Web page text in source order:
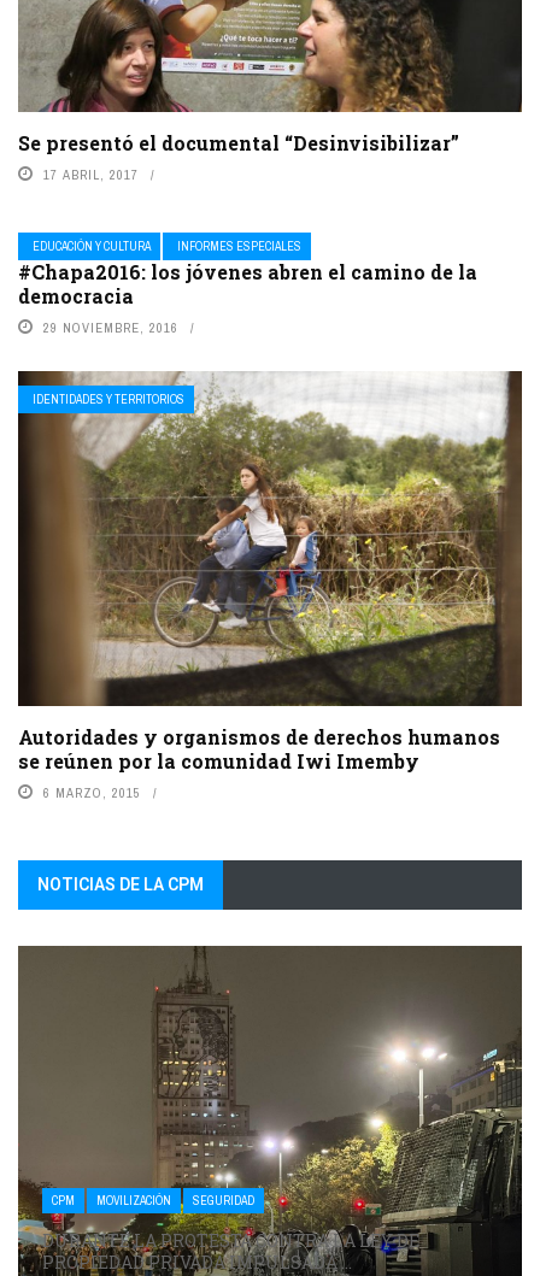
Se presentó el documental “Desinvisibilizar”
17 ABRIL, 2017
EDUCACIÓN Y CULTURA INFORMES ESPECIALES
#Chapa2016: los jóvenes abren el camino de la
democracia
29 NOVIEMBRE, 2016
IDENTIDADES Y TERRITORIOS
Autoridades y organismos de derechos humanos
se reúnen por la comunidad Iwi Imemby
6 MARZO, 2015
NOTICIAS DE LA CPM
CPM MOVILIZACIÓN SEGURIDAD
DURANTE LA PROTESTA CONTRA LA LEY DE
PROPIEDAD PRIVADA IMPULSADA ...